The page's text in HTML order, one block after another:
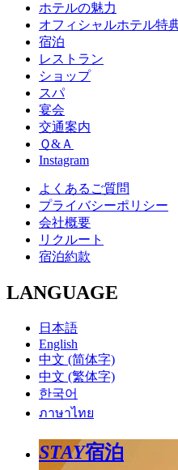
ホテルの魅力
オフィシャルホテル特
宿泊
レストラン
ショップ
スパ
宴会
交通案内
Ｑ&Ａ
Instagram
よくあるご質問
プライバシーポリシー
会社概要
リクルート
宿泊約款
LANGUAGE
日本語
English
中文 (简体字)
中文 (繁体字)
한국어
ภาษาไทย
STAY宿泊